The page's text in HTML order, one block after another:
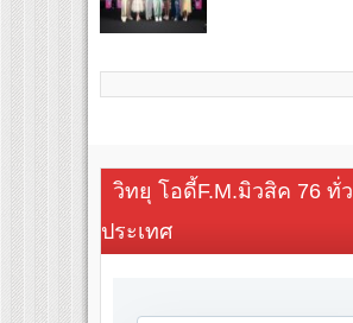
วิทยุ โอดี้F.M.มิวสิค 76 ทั่ว
ประเทศ